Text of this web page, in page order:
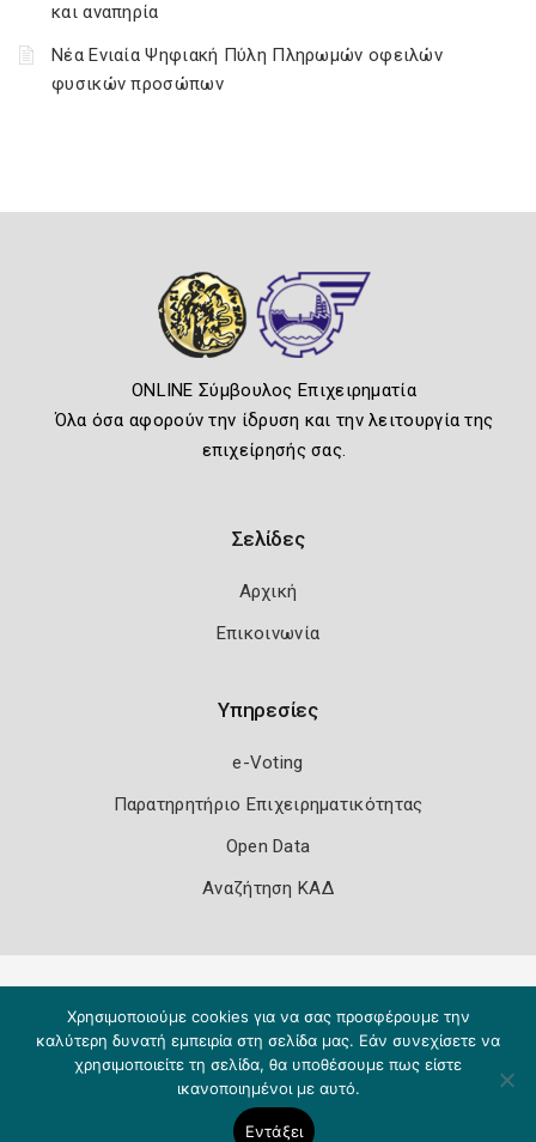
και αναπηρία
Νέα Ενιαία Ψηφιακή Πύλη Πληρωμών οφειλών
φυσικών προσώπων
ONLINE Σύμβουλος Επιχειρηματία
Όλα όσα αφορούν την ίδρυση και την λειτουργία της
επιχείρησής σας.
Σελίδες
Αρχική
Επικοινωνία
Υπηρεσίες
e-Voting
Παρατηρητήριο Επιχειρηματικότητας
Open Data
Αναζήτηση ΚΑΔ
Χρησιμοποιούμε cookies για να σας προσφέρουμε την
καλύτερη δυνατή εμπειρία στη σελίδα μας. Εάν συνεχίσετε να
χρησιμοποιείτε τη σελίδα, θα υποθέσουμε πως είστε
ικανοποιημένοι με αυτό.
Εντάξει
Copyright 2026 Knowledge A.E.